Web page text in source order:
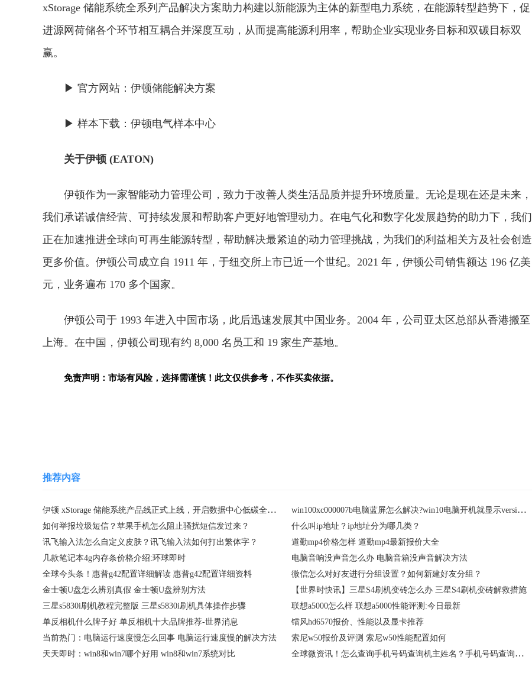
xStorage 储能系统全系列产品解决方案助力构建以新能源为主体的新型电力系统，在能源转型趋势下，促
进源网荷储各个环节相互耦合并深度互动，从而提高能源利用率，帮助企业实现业务目标和双碳目标双
赢。
▶ 官方网站：伊顿储能解决方案
▶ 样本下载：伊顿电气样本中心
关于伊顿 (EATON)
伊顿作为一家智能动力管理公司，致力于改善人类生活品质并提升环境质量。无论是现在还是未来，
我们承诺诚信经营、可持续发展和帮助客户更好地管理动力。在电气化和数字化发展趋势的助力下，我们
正在加速推进全球向可再生能源转型，帮助解决最紧迫的动力管理挑战，为我们的利益相关方及社会创造
更多价值。伊顿公司成立自 1911 年，于纽交所上市已近一个世纪。2021 年，伊顿公司销售额达 196 亿美
元，业务遍布 170 多个国家。
伊顿公司于 1993 年进入中国市场，此后迅速发展其中国业务。2004 年，公司亚太区总部从香港搬至
上海。在中国，伊顿公司现有约 8,000 名员工和 19 家生产基地。
免责声明：市场有风险，选择需谨慎！此文仅供参考，不作买卖依据。
推荐内容
伊顿 xStorage 储能系统产品线正式上线，开启数据中心低碳全新篇章 win100xc000007b电脑蓝屏怎么解决?win10电脑开机就显示version怎么解决?
如何举报垃圾短信？苹果手机怎么阻止骚扰短信发过来？
什么叫ip地址？ip地址分为哪几类？
讯飞输入法怎么自定义皮肤？讯飞输入法如何打出繁体字？
道勤mp4价格怎样 道勤mp4最新报价大全
几款笔记本4g内存条价格介绍:环球即时
电脑音响没声音怎么办 电脑音箱没声音解决方法
全球今头条！惠普g42配置详细解读 惠普g42配置详细资料
微信怎么对好友进行分组设置？如何新建好友分组？
金士顿U盘怎么辨别真假 金士顿U盘辨别方法
【世界时快讯】三星S4刷机变砖怎么办 三星S4刷机变砖解救措施
三星s5830i刷机教程完整版 三星s5830i刷机具体操作步骤
联想a5000怎么样 联想a5000性能评测:今日最新
单反相机什么牌子好 单反相机十大品牌推荐-世界消息
镭风hd6570报价、性能以及显卡推荐
当前热门：电脑运行速度慢怎么回事 电脑运行速度慢的解决方法
索尼w50报价及评测 索尼w50性能配置如何
天天即时：win8和win7哪个好用 win8和win7系统对比
全球微资讯！怎么查询手机号码查询机主姓名？手机号码查询机主方法